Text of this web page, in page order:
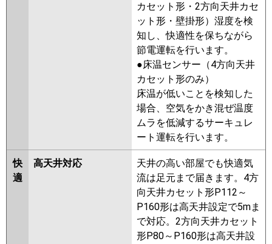
PCZ-ERMP40KL5
PCZ-
ERMP40K5 PCZ-ERMP40KL4
PCZ-ERMP40K4 PCZ-ERMP40K3
PCZ-ERMP40KL3 PCZ-
ERMP40K2 PCZ-ERMP40KL2
PCZ-ERMP40KZ PCZ-
ERMP40KLZ
PCZ-ERMP40KY
PCZ-ERMP40KLY PCZ-ERMP40KV
PCZ-ERMP40KLV PCZ-
ERMP40KR PCZ-ERMP40KLR
日立 RPC-GP40RSH9 RPC-GP40RSH8
RPC-GP40RSH7 RPC-GP40RSH6
RPC-GP40RSH5 RPC-GP40RSH4
RPC-GP40RSH3 RPC-GP40RSH2
FDEV405HA5SA FDEV405H5SA
カセット形・2方向天井カセ
ット形・壁掛形）湿度を検
知し、快適性を保ちながら
節電運転を行います。
●床温センサー（4方向天井
カセット形のみ）
床温が低いことを検知した
場合、空気をかき混ぜ温度
ムラを低減するサーキュレ
ート運転を行います。
快
適
高天井対応
天井の高い部屋でも快適気
流は足元まで届きます。4方
向天井カセット形P112～
P160形は高天井設定で5mま
で対応。2方向天井カセット
形P80～P160形は高天井設